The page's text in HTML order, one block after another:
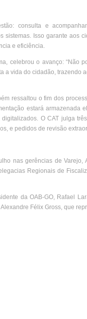
consulta e
sistemas. Isso garante aos
e eficiência.
celebrou o avanço: “Não
a vida do cidadão, trazendo
ressaltou o fim dos
estará armazenada
O CAT julga
e pedidos de revisão
nas gerências de
Regionais de
da OAB-GO, Rafael
Félix Gross, que